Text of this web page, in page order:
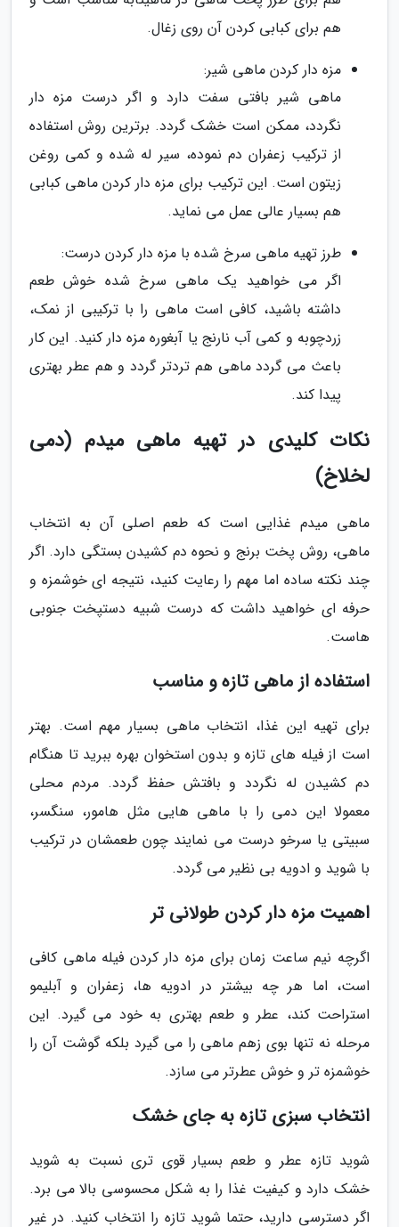
هم برای کبابی کردن آن روی زغال.
مزه دار کردن ماهی شیر:
ماهی شیر بافتی سفت دارد و اگر درست مزه دار
نگردد، ممکن است خشک گردد. برترین روش استفاده
از ترکیب زعفران دم نموده، سیر له شده و کمی روغن
زیتون است. این ترکیب برای مزه دار کردن ماهی کبابی
هم بسیار عالی عمل می نماید.
طرز تهیه ماهی سرخ شده با مزه دار کردن درست:
اگر می خواهید یک ماهی سرخ شده خوش طعم
داشته باشید، کافی است ماهی را با ترکیبی از نمک،
زردچوبه و کمی آب نارنج یا آبغوره مزه دار کنید. این کار
باعث می گردد ماهی هم تردتر گردد و هم عطر بهتری
پیدا کند.
نکات کلیدی در تهیه ماهی میدم (دمی
لخلاخ)
ماهی میدم غذایی است که طعم اصلی آن به انتخاب
ماهی، روش پخت برنج و نحوه دم کشیدن بستگی دارد. اگر
چند نکته ساده اما مهم را رعایت کنید، نتیجه ای خوشمزه و
حرفه ای خواهید داشت که درست شبیه دستپخت جنوبی
هاست.
استفاده از ماهی تازه و مناسب
برای تهیه این غذا، انتخاب ماهی بسیار مهم است. بهتر
است از فیله های تازه و بدون استخوان بهره ببرید تا هنگام
دم کشیدن له نگردد و بافتش حفظ گردد. مردم محلی
معمولا این دمی را با ماهی هایی مثل هامور، سنگسر،
سبیتی یا سرخو درست می نمایند چون طعمشان در ترکیب
با شوید و ادویه بی نظیر می گردد.
اهمیت مزه دار کردن طولانی تر
اگرچه نیم ساعت زمان برای مزه دار کردن فیله ماهی کافی
است، اما هر چه بیشتر در ادویه ها، زعفران و آبلیمو
استراحت کند، عطر و طعم بهتری به خود می گیرد. این
مرحله نه تنها بوی زهم ماهی را می گیرد بلکه گوشت آن را
خوشمزه تر و خوش عطرتر می سازد.
انتخاب سبزی تازه به جای خشک
شوید تازه عطر و طعم بسیار قوی تری نسبت به شوید
خشک دارد و کیفیت غذا را به شکل محسوسی بالا می برد.
اگر دسترسی دارید، حتما شوید تازه را انتخاب کنید. در غیر